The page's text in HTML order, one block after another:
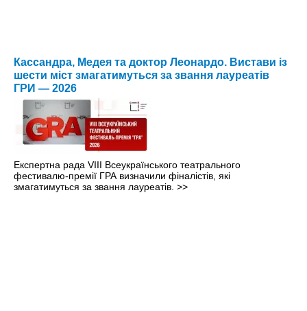
Кассандра, Медея та доктор Леонардо. Вистави із
шести міст змагатимуться за звання лауреатів
ГРИ — 2026
Експертна рада VIII Всеукраїнського театрального
фестивалю-премії ГРА визначили фіналістів, які
змагатимуться за звання лауреатів. >>